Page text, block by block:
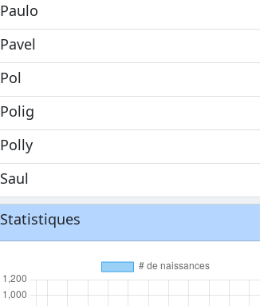
Paulo
Pavel
Pol
Polig
Polly
Saul
Statistiques